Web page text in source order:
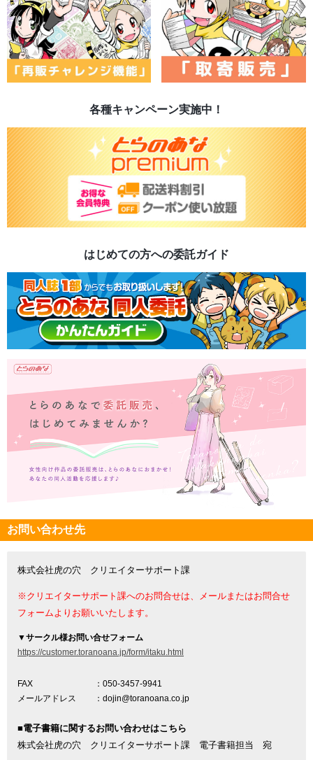
各種キャンペーン実施中！
はじめての方への委託ガイド
お問い合わせ先
株式会社虎の穴 クリエイターサポート課
※クリエイターサポート課へのお問合せは、メールまたはお問合せ
フォームよりお願いいたします。
▼サークル様お問い合せフォーム
https://customer.toranoana.jp/form/itaku.html
FAX
：050-3457-9941
メールアドレス
：dojin@toranoana.co.jp
■電子書籍に関するお問い合わせはこちら
株式会社虎の穴 クリエイターサポート課 電子書籍担当 宛